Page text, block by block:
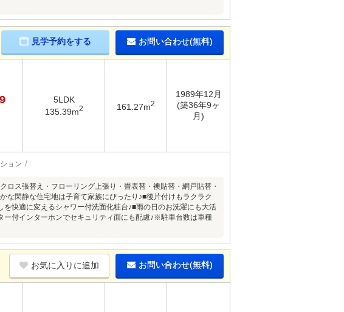
見学予約をする お問い合わせ(無料)
5LDK
135.39m2 161.27m2
1989年12月
(築36年9ヶ
月)
ョン
ス張替え・フローリング上張り・畳表替・襖貼替・網戸貼替・
な閑静な住宅地は子育て家族にぴったり♪■後片付けもラクラク
快適に変えるシャワー付洗面化粧台♪■雨の日のお洗濯にも大活
付インターホンでセキュリティ面にも配慮♪※駐車台数は車種
お気に入りに追加 お問い合わせ(無料)